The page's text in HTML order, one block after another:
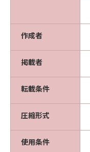
作成者
掲載者
転載条件
圧縮形式
使用条件